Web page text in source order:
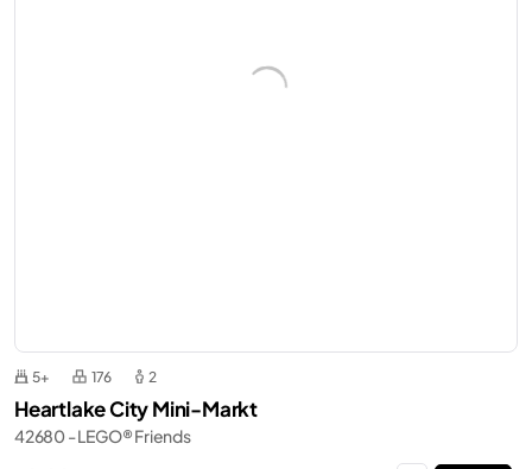
5+ 176 2
Heartlake City Mini-Markt
42680 - LEGO® Friends